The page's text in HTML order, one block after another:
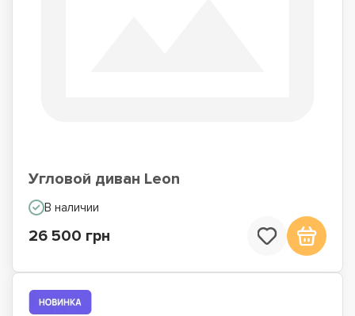
Угловой диван Leon
В наличии
26 500 грн